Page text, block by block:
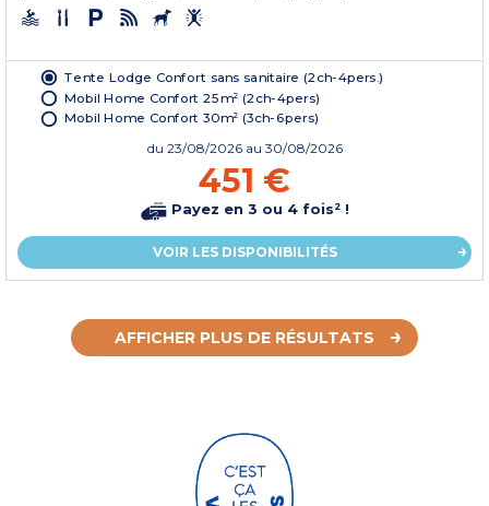
Tente Lodge Confort sans sanitaire (2ch-4pers.)
Mobil Home Confort 25m² (2ch-4pers)
Mobil Home Confort 30m² (3ch-6pers)
du 23/08/2026 au 30/08/2026
451 €
Payez en 3 ou 4 fois² !
VOIR LES DISPONIBILITÉS
AFFICHER PLUS DE RÉSULTATS